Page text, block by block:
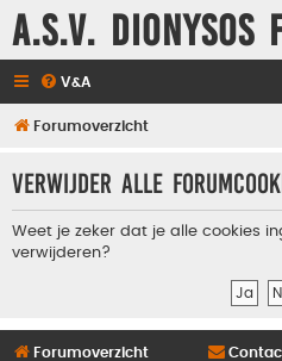
A.S.V. Dionysos
V&A
Forumoverzicht
Verwijder alle
Weet je zeker dat je alle cookies
verwijderen?
Forumoverzicht